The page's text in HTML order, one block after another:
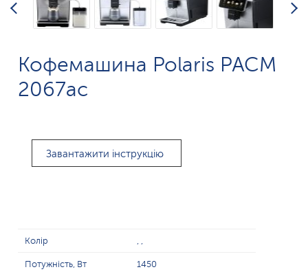
Кофемашина Polaris PACM
2067ac
Завантажити інструкцію
Колір , ,
Потужність, Вт 1450